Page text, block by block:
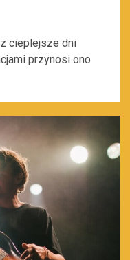
cieplejsze dni
przynosi ono